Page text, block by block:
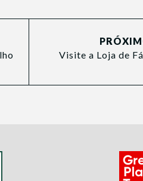
Visite a Loja de